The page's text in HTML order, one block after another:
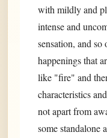
with mildly and
intense and
sensation, and
happenings that
like "fire" and
characteristics
not apart from
some standalone